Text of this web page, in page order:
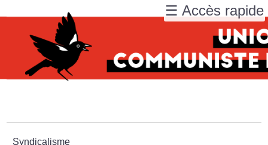
Syndicalisme
☰ Accès rapide